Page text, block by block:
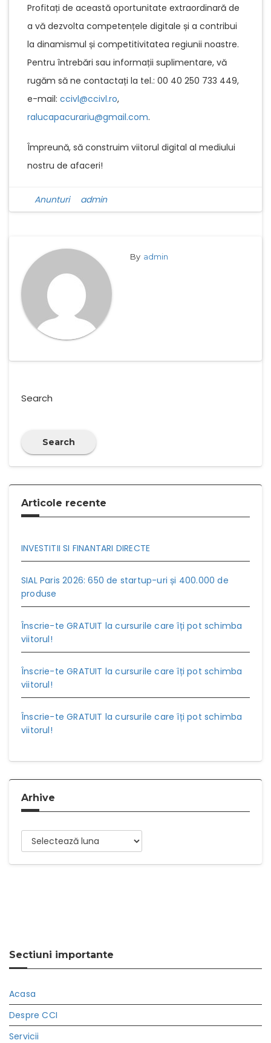
Profitați de această oportunitate extraordinară de
a vă dezvolta competențele digitale și a contribui
la dinamismul și competitivitatea regiunii noastre.
Pentru întrebări sau informații suplimentare, vă
rugăm să ne contactați la tel.: 00 40 250 733 449,
e-mail: ccivl@ccivl.ro,
ralucapacurariu@gmail.com.
Împreună, să construim viitorul digital al mediului
nostru de afaceri!
Anunturi admin
By admin
Search
Search
Articole recente
INVESTITII SI FINANTARI DIRECTE
SIAL Paris 2026: 650 de startup-uri și 400.000 de
produse
Înscrie-te GRATUIT la cursurile care îți pot schimba
viitorul!
Înscrie-te GRATUIT la cursurile care îți pot schimba
viitorul!
Înscrie-te GRATUIT la cursurile care îți pot schimba
viitorul!
Arhive
Arhive
Sectiuni importante
Acasa
Despre CCI
Servicii